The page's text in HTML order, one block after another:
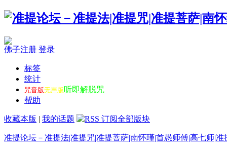
佛子注册 登录
标签
统计
咒音版无声版听即解脱咒
帮助
收藏本版 | 我的话题
准提论坛－准提法|准提咒|准提菩萨|南怀瑾|首愚师傅|高七师|准